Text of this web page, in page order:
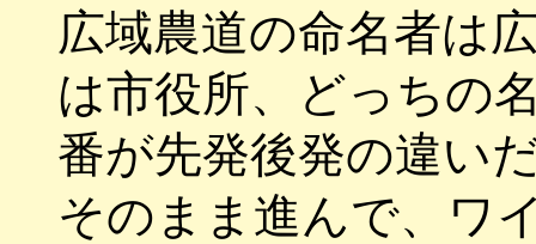
広域農道の命名者は
は市役所、どっちの
番が先発後発の違い
そのまま進んで、ワ